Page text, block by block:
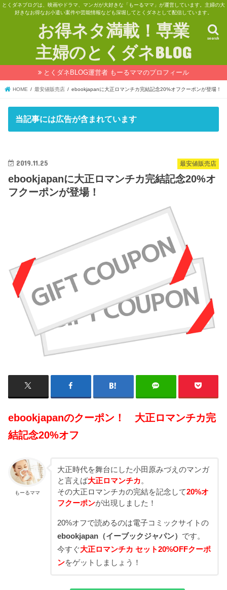
とくダネブログは、映画やドラマ、マンガが大好きな「もーるママ」が運営しています。主婦の大
好きなお得なお小遣い案件や芸能情報なども深堀してとくダネとして配信しています。
お得ネタ満載！専業
主婦のとくダネBLOG
search
とくダネBLOG運営者 もーるママのプロフィール
HOME 最安値販売店 ebookjapanに大正ロマンチカ完結記念20%オフクーポンが登場！
当記事には広告が含まれています
最安値販売店
2019.11.25
ebookjapanに大正ロマンチカ完結記念20%オ
フクーポンが登場！
ebookjapanのクーポン！ 大正ロマンチカ完
結記念20%オフ
もーるママ
大正時代を舞台にした小田原みづえのマンガ
と言えば大正ロマンチカ。
その大正ロマンチカの完結を記念して20%オ
フクーポンが出現しました！
20%オフで読めるのは電子コミックサイトの
ebookjapan（イーブックジャパン） です。
今すぐ大正ロマンチカ セット20%OFFクーポ
ンをゲットしましょう！